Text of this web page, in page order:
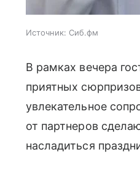
Источник: Сиб.фм
В рамках вечера
приятных
увлекательное
от партнеров
насладиться